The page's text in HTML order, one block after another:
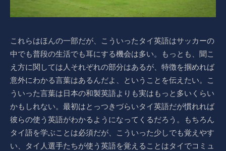
これらはほんの一部だが、こういったタイ英語はサッカーの
中でも普段の生活でも耳にする機会は多い。もっとも、聞こ
え方に関しては人それぞれの部分はあるが、特徴を掴めれば
意外にわかる言葉はあるんだよ、ということを伝えたい。こ
ういった言葉は日本の和製英語よりも実はもっと多いくらい
かもしれない。最初はとっつきづらいタイ英語だが慣れれば
彼らの使う英語がわかるようになってくるだろう。もちろん
タイ語を学ぶことは必須だが、こういった少しでも覚えやす
い、タイ人選手たちが使う英語を覚えることはタイでコミュ